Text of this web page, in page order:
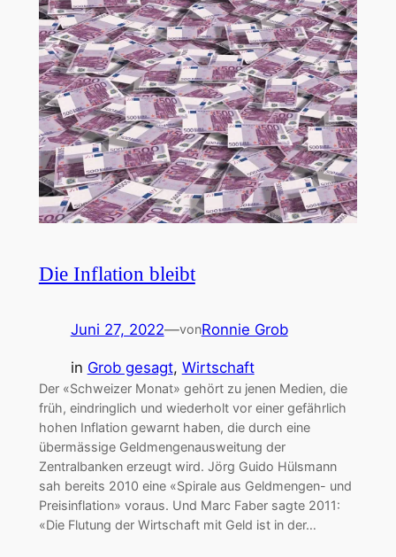
Die Inflation bleibt
Juni 27, 2022—vonRonnie Grob
in Grob gesagt, Wirtschaft
Der «Schweizer Monat» gehört zu jenen Medien, die
früh, eindringlich und wiederholt vor einer gefährlich
hohen Inflation gewarnt haben, die durch eine
übermässige Geldmengenausweitung der
Zentralbanken erzeugt wird. Jörg Guido Hülsmann
sah bereits 2010 eine «Spirale aus Geldmengen- und
Preisinflation» voraus. Und Marc Faber sagte 2011:
«Die Flutung der Wirtschaft mit Geld ist in der…